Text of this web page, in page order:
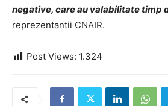
negative, care au valabilitate timp
reprezentantii CNAIR.
Post Views: 1.324